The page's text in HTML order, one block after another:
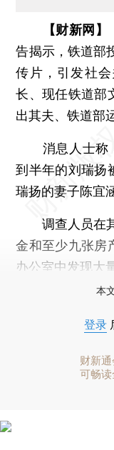
【财新网
告揭示，铁道部
传片，引发社
长、现任铁道部
出其夫、铁道部
消息人士称，
到半年的刘瑞扬
瑞扬的妻子陈宜
调查人员在其
金和至少九张房
办公室中发现大
本
登录
财新通
可畅读